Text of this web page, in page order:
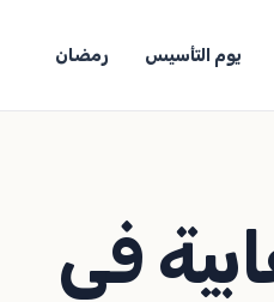
يوم التأسيس رمضان
في